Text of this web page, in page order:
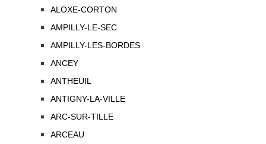
ALOXE-CORTON
AMPILLY-LE-SEC
AMPILLY-LES-BORDES
ANCEY
ANTHEUIL
ANTIGNY-LA-VILLE
ARC-SUR-TILLE
ARCEAU